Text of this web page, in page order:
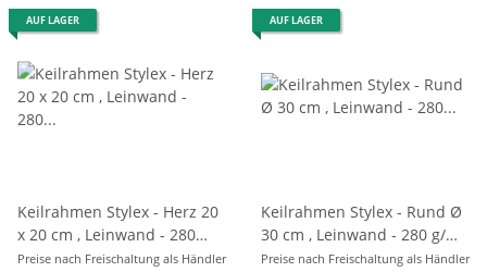
AUF LAGER
Keilrahmen Stylex - Herz 20
x 20 cm , Leinwand - 280
g/m² , eingeschweißt
Preise nach Freischaltung als Händler
AUF LAGER
Keilrahmen Stylex - Rund Ø
30 cm , Leinwand - 280 g/m²
, eingeschweißt
Preise nach Freischaltung als Händler